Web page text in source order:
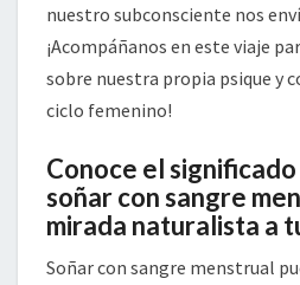
nuestro subconsciente nos
¡Acompáñanos en este viaje
sobre nuestra propia psique y
ciclo femenino!
Conoce el
soñar con sangre
mirada naturalista a
Soñar con sangre menstrual